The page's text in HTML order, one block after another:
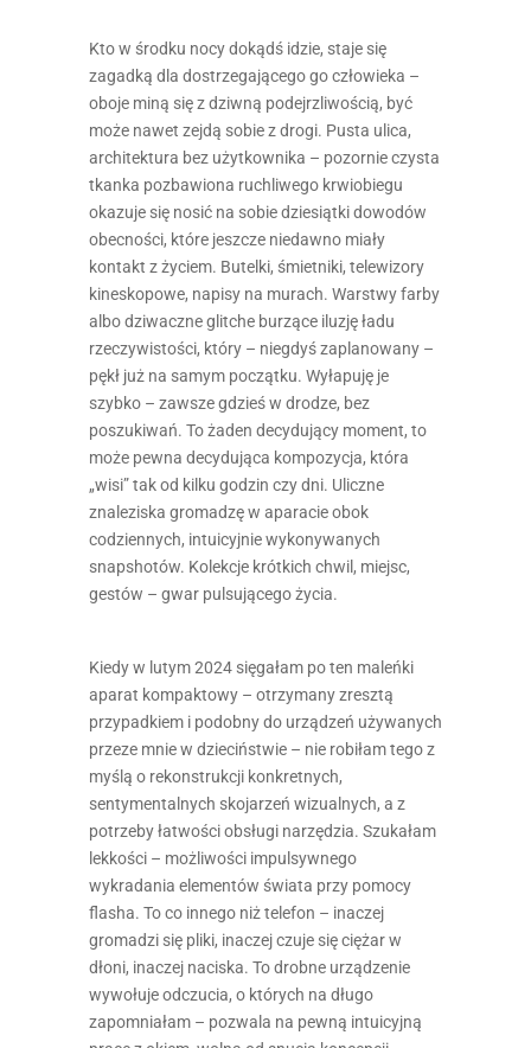
Kto w środku nocy dokądś idzie, staje się
zagadką dla dostrzegającego go człowieka –
oboje miną się z dziwną podejrzliwością, być
może nawet zejdą sobie z drogi. Pusta ulica,
architektura bez użytkownika – pozornie czysta
tkanka pozbawiona ruchliwego krwiobiegu
okazuje się nosić na sobie dziesiątki dowodów
obecności, które jeszcze niedawno miały
kontakt z życiem. Butelki, śmietniki, telewizory
kineskopowe, napisy na murach. Warstwy farby
albo dziwaczne glitche burzące iluzję ładu
rzeczywistości, który – niegdyś zaplanowany –
pękł już na samym początku. Wyłapuję je
szybko – zawsze gdzieś w drodze, bez
poszukiwań. To żaden decydujący moment, to
może pewna decydująca kompozycja, która
„wisi” tak od kilku godzin czy dni. Uliczne
znaleziska gromadzę w aparacie obok
codziennych, intuicyjnie wykonywanych
snapshotów. Kolekcje krótkich chwil, miejsc,
gestów – gwar pulsującego życia.
Kiedy w lutym 2024 sięgałam po ten maleńki
aparat kompaktowy – otrzymany zresztą
przypadkiem i podobny do urządzeń używanych
przeze mnie w dzieciństwie – nie robiłam tego z
myślą o rekonstrukcji konkretnych,
sentymentalnych skojarzeń wizualnych, a z
potrzeby łatwości obsługi narzędzia. Szukałam
lekkości – możliwości impulsywnego
wykradania elementów świata przy pomocy
flasha. To co innego niż telefon – inaczej
gromadzi się pliki, inaczej czuje się ciężar w
dłoni, inaczej naciska. To drobne urządzenie
wywołuje odczucia, o których na długo
zapomniałam – pozwala na pewną intuicyjną